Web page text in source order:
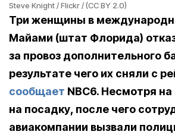
Steve Knight / Flickr / (CC BY 2.0)
Три женщины в
Майами (штат Флорида)
за провоз дополнительного
результате чего их сняли с
сообщает NBC6. Несмотря
на посадку, после чего
авиакомпании вызвали